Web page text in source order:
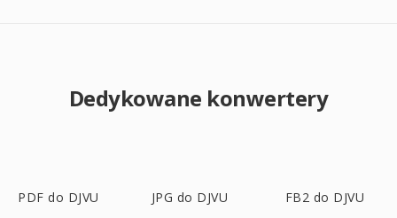
Dedykowane konwertery
PDF do DJVU JPG do DJVU FB2 do DJVU